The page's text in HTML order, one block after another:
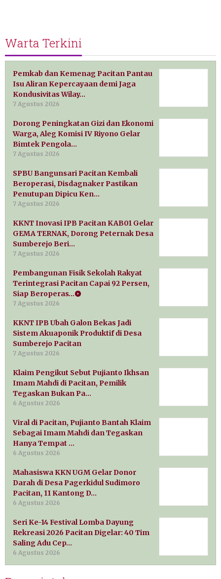
Warta Terkini
Pemkab dan Kemenag Pacitan Pantau
Isu Aliran Kepercayaan demi Jaga
Kondusivitas Wilay…
7 Agustus 2026
Dorong Peningkatan Gizi dan Ekonomi
Warga, Aleg Komisi IV Riyono Gelar
Bimtek Pengola…
7 Agustus 2026
SPBU Bangunsari Pacitan Kembali
Beroperasi, Disdagnaker Pastikan
Penutupan Dipicu Ken…
7 Agustus 2026
KKNT Inovasi IPB Pacitan KAB01 Gelar
GEMA TERNAK, Dorong Peternak Desa
Sumberejo Beri…
7 Agustus 2026
Pembangunan Fisik Sekolah Rakyat
Terintegrasi Pacitan Capai 92 Persen,
Siap Beroperas…
7 Agustus 2026
KKNT IPB Ubah Galon Bekas Jadi
Sistem Akuaponik Produktif di Desa
Sumberejo Pacitan
7 Agustus 2026
Klaim Pengikut Sebut Pujianto Ikhsan
Imam Mahdi di Pacitan, Pemilik
Tegaskan Bukan Pa…
6 Agustus 2026
Viral di Pacitan, Pujianto Bantah Klaim
Sebagai Imam Mahdi dan Tegaskan
Hanya Tempat …
6 Agustus 2026
Mahasiswa KKN UGM Gelar Donor
Darah di Desa Pagerkidul Sudimoro
Pacitan, 11 Kantong D…
6 Agustus 2026
Seri Ke-14 Festival Lomba Dayung
Rekreasi 2026 Pacitan Digelar: 40 Tim
Saling Adu Cep…
6 Agustus 2026